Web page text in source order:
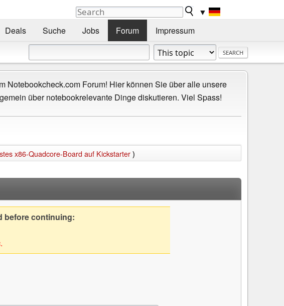
▼
Deals Suche Jobs Forum Impressum
Notebookcheck.com Forum! Hier können Sie über alle unsere
über notebookrelevante Dinge diskutieren. Viel Spass!
x86-Quadcore-Board auf Kickstarter )
before continuing: